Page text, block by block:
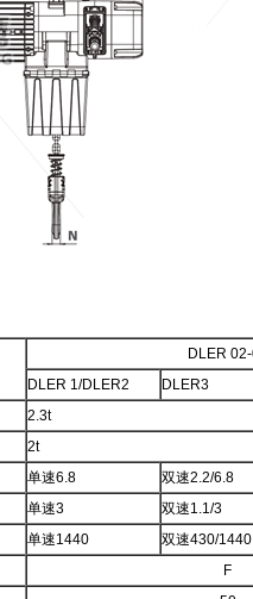
DLER
DLER 1/DLER2
DLER3
2.3t
2t
单速6.8
双速2.2/6.8
单速3
双速1.1/3
单速1440
双速430/1440
F